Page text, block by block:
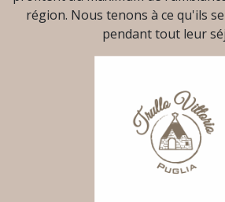
région. Nous tenons à ce qu'ils
pendant tout leur